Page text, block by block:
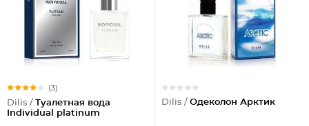
(3)
Dilis / Туалетная вода
Individual platinum
Dilis / Одеколон Арктик